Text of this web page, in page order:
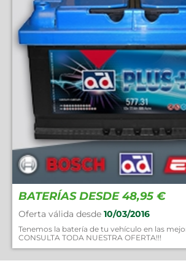
BATERÍAS DESDE 48,95 €
Oferta válida desde 10/03/2016
Tenemos la batería de tu vehículo en las
CONSULTA TODA NUESTRA OFERTA!!!